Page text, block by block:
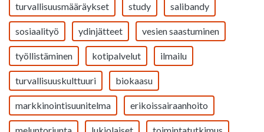
turvallisuusmääräykset study salibandy
sosiaalityö ydinjätteet vesien saastuminen
työllistäminen kotipalvelut ilmailu
turvallisuuskulttuuri biokaasu
markkinointisuunitelma erikoissairaanhoito